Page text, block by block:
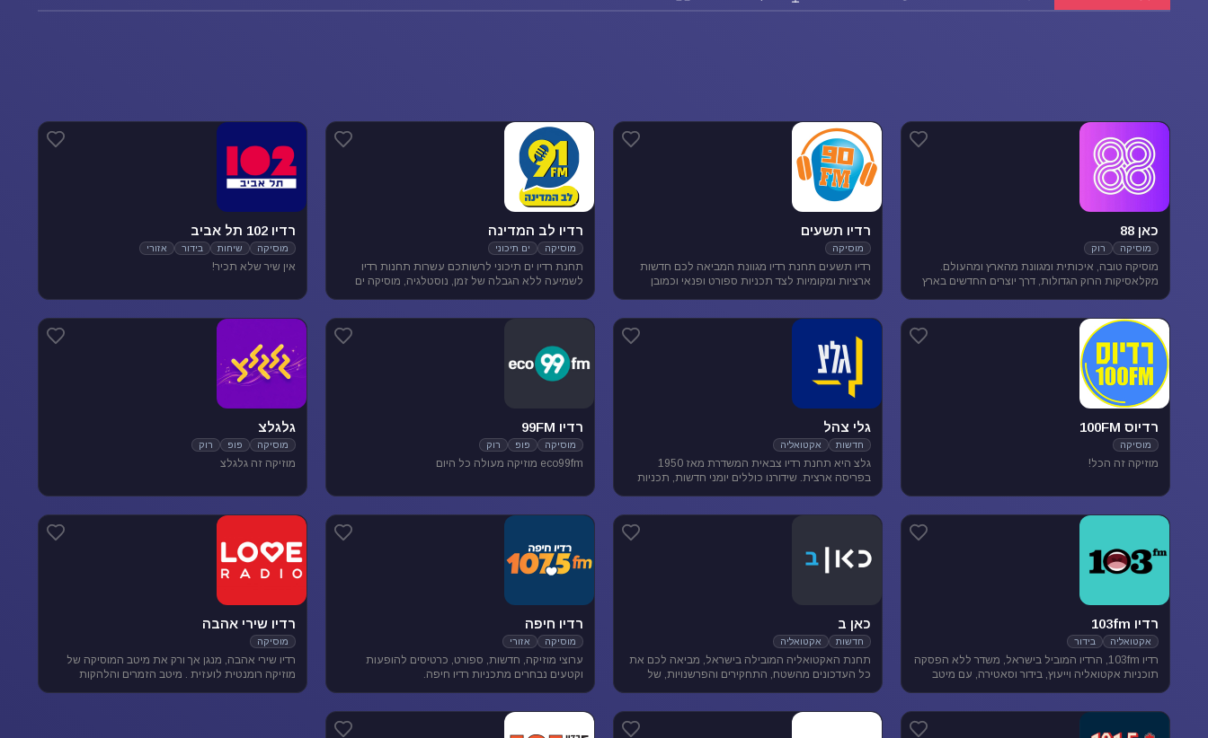
כאן 88
מוסיקה רוק
מוסיקה טובה, איכותית ומגוונת מהארץ ומהעולם.
מקלאסיקות הרוק הגדולות, דרך יוצרים החדשים בארץ
רדיו תשעים
מוסיקה
רדיו תשעים תחנת רדיו מגוונת המביאה לכם חדשות
ארציות ומקומיות לצד תכניות ספורט ופנאי וכמובן
רדיו לב המדינה
מוסיקה ים תיכוני
תחנת רדיו ים תיכוני לרשותכם עשרות תחנות רדיו
לשמיעה ללא הגבלה של זמן, נוסטלגיה, מוסיקה ים
רדיו 102 תל אביב
מוסיקה שיחות בידור אזורי
אין שיר שלא תכיר!
רדיוס 100FM
מוסיקה
מוזיקה זה הכל!
גלי צהל
חדשות אקטואליה
גלצ היא תחנת רדיו צבאית המשדרת מאז 1950
בפריסה ארצית. שידורנו כוללים יומני חדשות, תכניות
רדיו 99FM
מוסיקה פופ רוק
eco99fm מוזיקה מעולה כל היום
גלגלצ
מוסיקה פופ רוק
מוזיקה זה גלגלצ
רדיו 103fm
אקטואליה בידור
רדיו 103fm, הרדיו המוביל בישראל, משדר ללא הפסקה
תוכניות אקטואליה וייעוץ, בידור וסאטירה, עם מיטב
כאן ב
חדשות אקטואליה
תחנת האקטואליה המובילה בישראל, מביאה לכם את
כל העדכונים מהשטח, התחקירים והפרשנויות, של
רדיו חיפה
מוסיקה אזורי
ערוצי מוזיקה, חדשות, ספורט, כרטיסים להופעות
וקטעים נבחרים מתכניות רדיו חיפה.
רדיו שירי אהבה
מוסיקה
רדיו שירי אהבה, מנגן אך ורק את מיטב המוסיקה של
מוזיקה רומנטית לועזית . מיטב הזמרים והלהקות